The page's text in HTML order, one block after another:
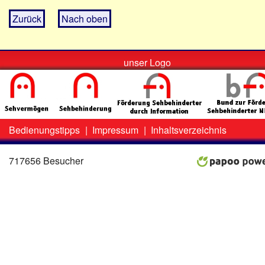
Zurück Nach oben
unser Logo
Zweit-
Menü
Bedienungstipps | Impressum | Inhaltsverzeichnis
717656 Besucher